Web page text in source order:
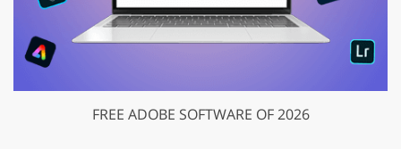
FREE ADOBE SOFTWARE OF 2026